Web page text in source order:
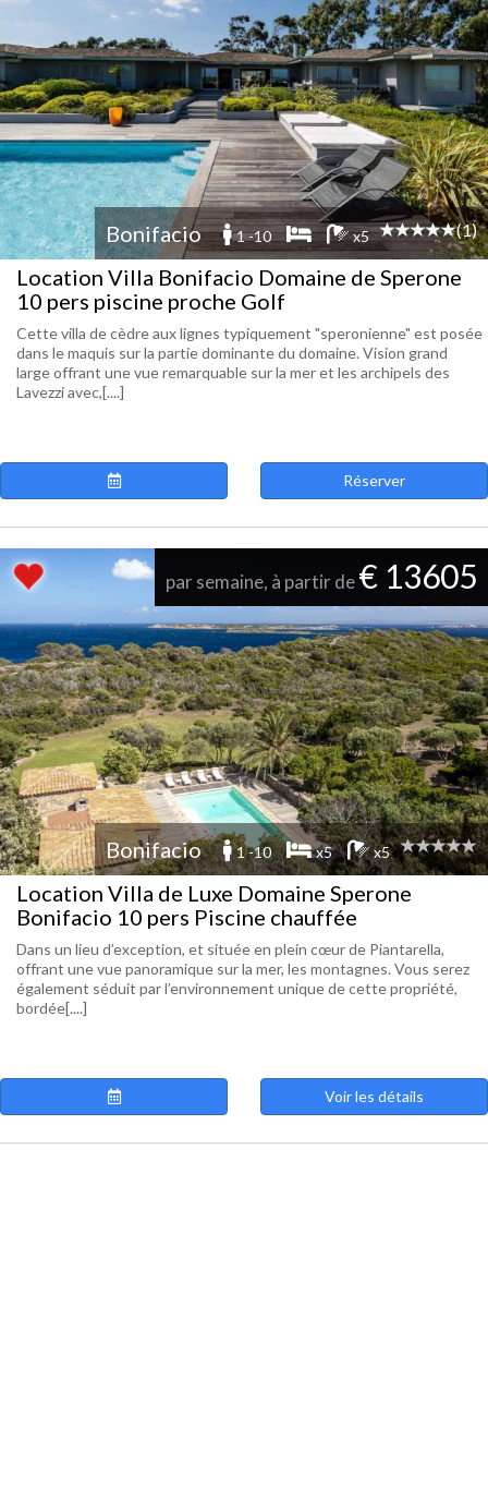
Bonifacio 1 -10 x5 (1)
Location Villa Bonifacio Domaine de Sperone
10 pers piscine proche Golf
Cette villa de cèdre aux lignes typiquement "speronienne" est posée
dans le maquis sur la partie dominante du domaine. Vision grand
large offrant une vue remarquable sur la mer et les archipels des
Lavezzi avec,[....]
Réserver
par semaine, à partir de€ 13605
Bonifacio 1 -10 x5 x5
Location Villa de Luxe Domaine Sperone
Bonifacio 10 pers Piscine chauffée
Dans un lieu d’exception, et située en plein cœur de Piantarella,
offrant une vue panoramique sur la mer, les montagnes. Vous serez
également séduit par l’environnement unique de cette propriété,
bordée[....]
Voir les détails